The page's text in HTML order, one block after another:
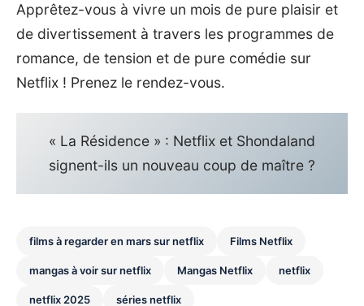
Apprêtez-vous à vivre un mois de pure plaisir et
de divertissement à travers les programmes de
romance, de tension et de pure comédie sur
Netflix ! Prenez le rendez-vous.
« La Résidence » : Netflix et Shondaland
signent-ils un nouveau coup de maître ?
films à regarder en mars sur netflix Films Netflix
mangas à voir sur netflix Mangas Netflix netflix
netflix 2025 séries netflix